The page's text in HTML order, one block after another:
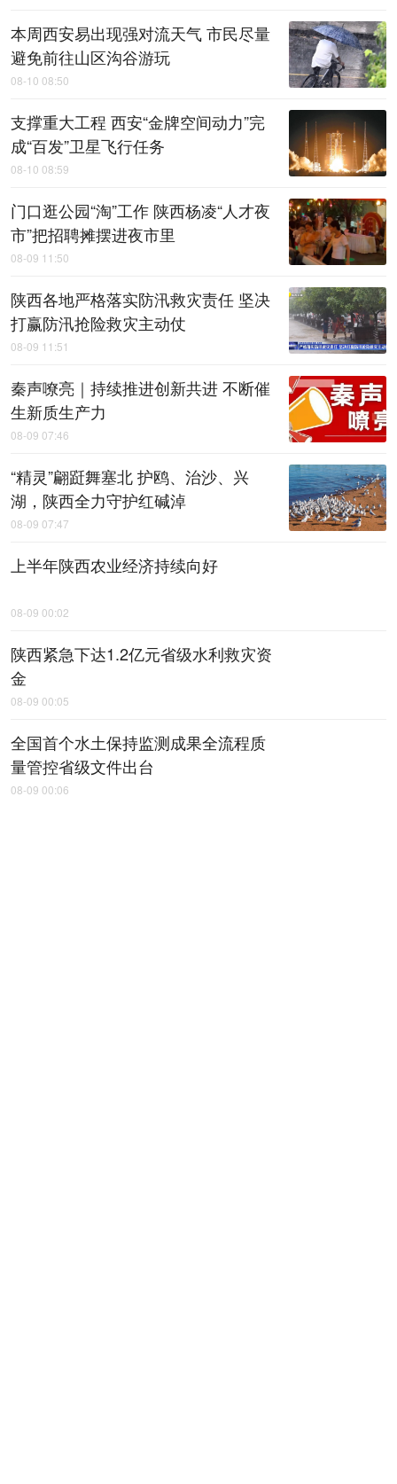
本周西安易出现强对流天气 市民尽量
避免前往山区沟谷游玩
08-10 08:50
支撑重大工程 西安“金牌空间动力”完
成“百发”卫星飞行任务
08-10 08:59
门口逛公园“淘”工作 陕西杨凌“人才夜
市”把招聘摊摆进夜市里
08-09 11:50
陕西各地严格落实防汛救灾责任 坚决
打赢防汛抢险救灾主动仗
08-09 11:51
秦声嘹亮｜持续推进创新共进 不断催
生新质生产力
08-09 07:46
“精灵”翩跹舞塞北 护鸥、治沙、兴
湖，陕西全力守护红碱淖
08-09 07:47
上半年陕西农业经济持续向好
08-09 00:02
陕西紧急下达1.2亿元省级水利救灾资
金
08-09 00:05
全国首个水土保持监测成果全流程质
量管控省级文件出台
08-09 00:06